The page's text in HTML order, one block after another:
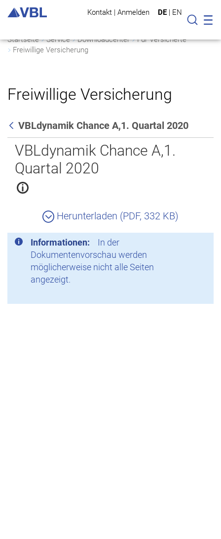
Kontakt | Anmelden DE | EN
Suche
Startseite Service Downloadcenter
Für Versicherte
Freiwillige Versicherung
Freiwillige Versicherung
Zurück
VBLdynamik Chance A,1. Quartal 2020
VBLdynamik Chance A,1.
Quartal 2020
Herunterladen (PDF, 332 KB)
Informationen:
In der
Dokumentenvorschau werden
möglicherweise nicht alle Seiten
angezeigt.